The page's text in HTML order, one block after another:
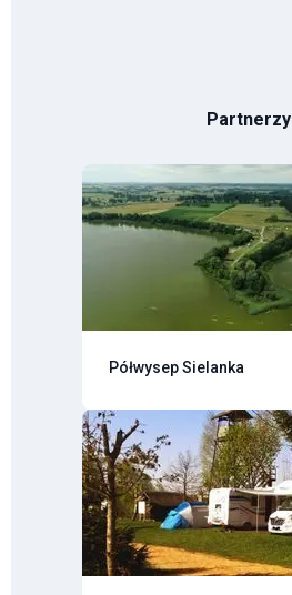
Partnerzy
Półwysep Sielanka